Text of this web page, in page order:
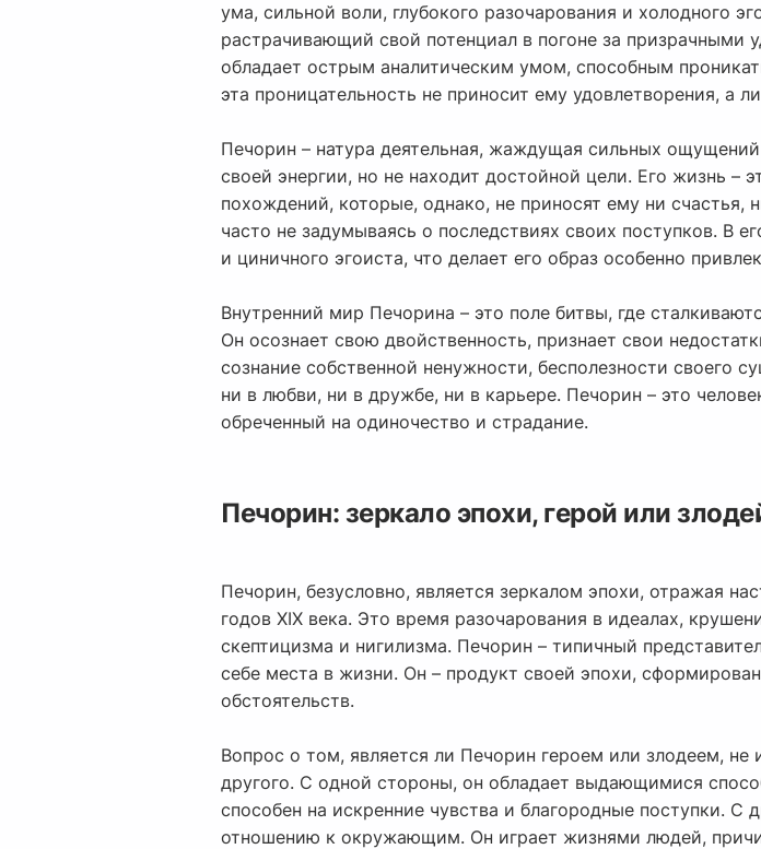
ума, сильной воли, глубокого разочарования и холодного
растрачивающий свой потенциал в погоне за
обладает острым аналитическим умом, способным
эта проницательность не приносит ему удовлетворения, а
Печорин – натура деятельная, жаждущая сильных
своей энергии, но не находит достойной цели. Его жизнь –
похождений, которые, однако, не приносят ему ни
часто не задумываясь о последствиях своих поступков. В
и циничного эгоиста, что делает его образ особенно
Внутренний мир Печорина – это поле битвы, где
Он осознает свою двойственность, признает свои
сознание собственной ненужности, бесполезности своего
ни в любви, ни в дружбе, ни в карьере. Печорин – это
обреченный на одиночество и страдание.
Печорин: зеркало эпохи, герой или
Печорин, безусловно, является зеркалом эпохи, отражая
годов XIX века. Это время разочарования в идеалах,
скептицизма и нигилизма. Печорин – типичный
себе места в жизни. Он – продукт своей эпохи,
обстоятельств.
Вопрос о том, является ли Печорин героем или злодеем, не
другого. С одной стороны, он обладает выдающимися
способен на искренние чувства и благородные поступки. С
отношению к окружающим. Он играет жизнями людей,